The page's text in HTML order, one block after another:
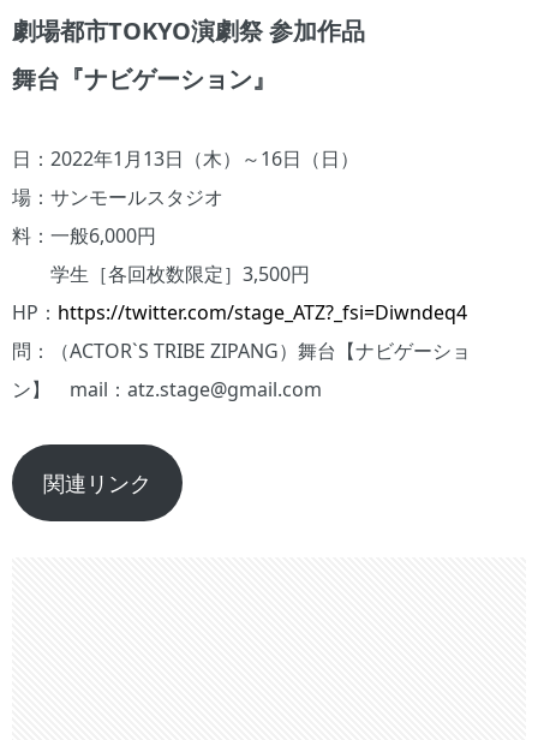
劇場都市TOKYO演劇祭 参加作品
舞台『ナビゲーション』
日：2022年1月13日（木）～16日（日）
場：サンモールスタジオ
料：一般6,000円
学生［各回枚数限定］3,500円
HP： https://twitter.com/stage_ATZ?_fsi=Diwndeq4
問：（ACTOR`S TRIBE ZIPANG）舞台【ナビゲーショ
ン】 mail：atz.stage@gmail.com
関連リンク